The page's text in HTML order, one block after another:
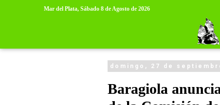
Mar del Plata, Sábado 8 de Agosto de 2026
domingo, 27 de
Baragiola